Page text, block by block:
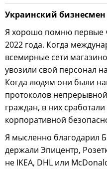
Украинский
Я хорошо помню первые
2022 года. Когда
всемирные сети
увозили свой персонал
Когда людям они были
протоколов
граждан, в них
корпоративной
Я мысленно благодарил
держали Эпицентр,
не IKEA, DHL или